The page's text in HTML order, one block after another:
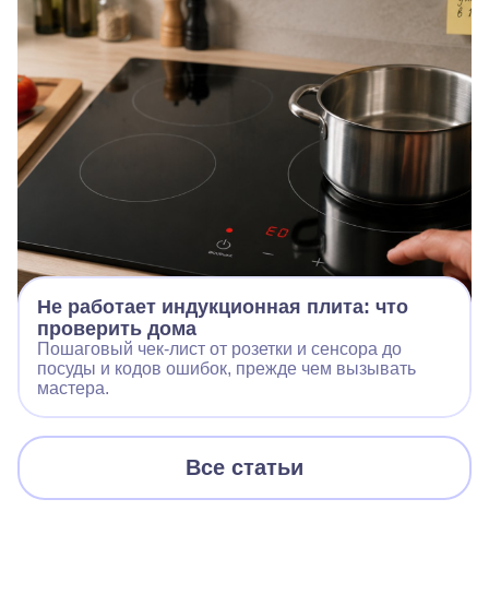
Не работает индукционная плита: что
проверить дома
Пошаговый чек‑лист от розетки и сенсора до
посуды и кодов ошибок, прежде чем вызывать
мастера.
Все статьи